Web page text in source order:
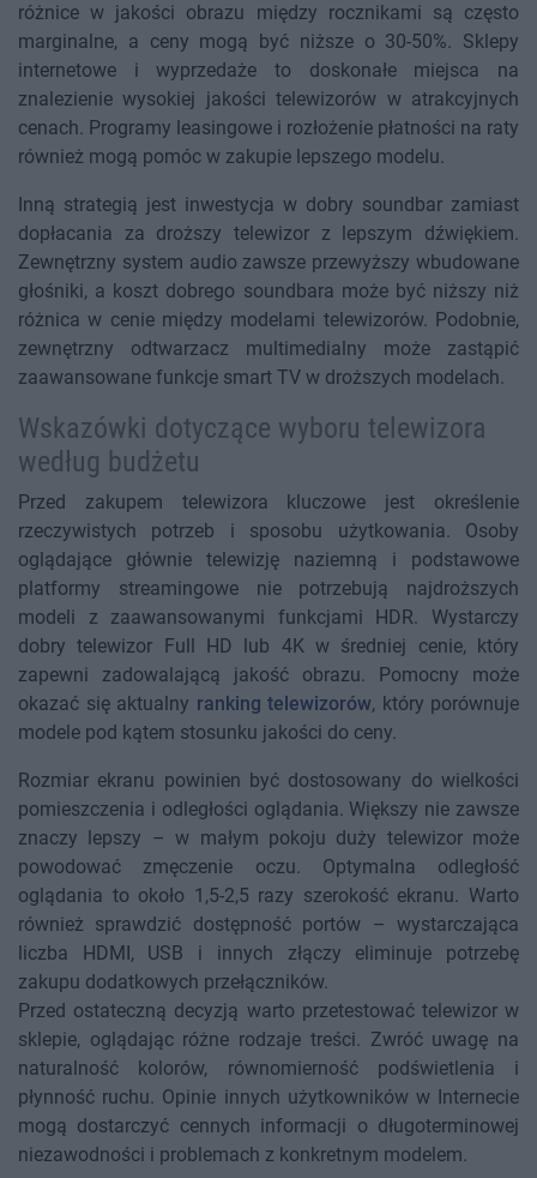
różnice w jakości obrazu między rocznikami są często
marginalne, a ceny mogą być niższe o 30-50%. Sklepy
internetowe i wyprzedaże to doskonałe miejsca na
znalezienie wysokiej jakości telewizorów w atrakcyjnych
cenach. Programy leasingowe i rozłożenie płatności na raty
również mogą pomóc w zakupie lepszego modelu.
Inną strategią jest inwestycja w dobry soundbar zamiast
dopłacania za droższy telewizor z lepszym dźwiękiem.
Zewnętrzny system audio zawsze przewyższy wbudowane
głośniki, a koszt dobrego soundbara może być niższy niż
różnica w cenie między modelami telewizorów. Podobnie,
zewnętrzny odtwarzacz multimedialny może zastąpić
zaawansowane funkcje smart TV w droższych modelach.
Wskazówki dotyczące wyboru telewizora
według budżetu
Przed zakupem telewizora kluczowe jest określenie
rzeczywistych potrzeb i sposobu użytkowania. Osoby
oglądające głównie telewizję naziemną i podstawowe
platformy streamingowe nie potrzebują najdroższych
modeli z zaawansowanymi funkcjami HDR. Wystarczy
dobry telewizor Full HD lub 4K w średniej cenie, który
zapewni zadowalającą jakość obrazu. Pomocny może
okazać się aktualny ranking telewizorów, który porównuje
modele pod kątem stosunku jakości do ceny.
Rozmiar ekranu powinien być dostosowany do wielkości
pomieszczenia i odległości oglądania. Większy nie zawsze
znaczy lepszy – w małym pokoju duży telewizor może
powodować zmęczenie oczu. Optymalna odległość
oglądania to około 1,5-2,5 razy szerokość ekranu. Warto
również sprawdzić dostępność portów – wystarczająca
liczba HDMI, USB i innych złączy eliminuje potrzebę
zakupu dodatkowych przełączników.
Przed ostateczną decyzją warto przetestować telewizor w
sklepie, oglądając różne rodzaje treści. Zwróć uwagę na
naturalność kolorów, równomierność podświetlenia i
płynność ruchu. Opinie innych użytkowników w Internecie
mogą dostarczyć cennych informacji o długoterminowej
niezawodności i problemach z konkretnym modelem.